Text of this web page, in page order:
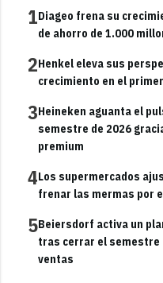
1Diageo frena su
de ahorro de 1.000
2Henkel eleva sus
crecimiento en el
3Heineken aguanta el
semestre de 2026
premium
4Los supermercados
frenar las mermas por
5Beiersdorf activa un
tras cerrar el semestre
ventas